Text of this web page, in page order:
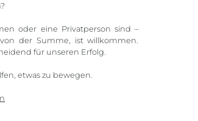
oder eine Privatperson sind –
der Summe, ist willkommen.
für unseren Erfolg.
etwas zu bewegen.